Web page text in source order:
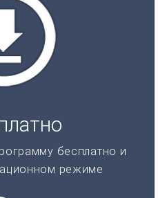
бесплатно и
режиме